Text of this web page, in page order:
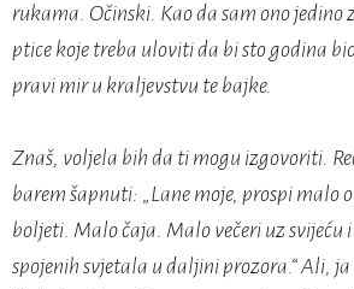
rukama. Očinski. Kao da sam ono jedino
ptice koje treba uloviti da bi sto godina
pravi mir u kraljevstvu te bajke.
Znaš, voljela bih da ti mogu izgovoriti.
barem šapnuti: „Lane moje, prospi malo
boljeti. Malo čaja. Malo večeri uz svijeću
spojenih svjetala u daljini prozora.“ Ali, ja